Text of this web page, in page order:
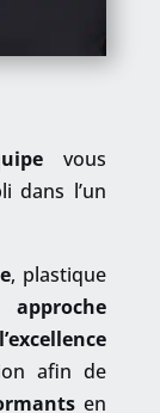
vous
dans l’un
, plastique
approche
afin de
en